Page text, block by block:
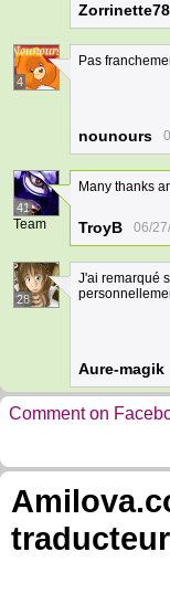
Zorrinette78
4
Pas
nounours
41
Team
Many thanks
TroyB 06/
28
J'ai remarqué
Aure-magik
Comment on